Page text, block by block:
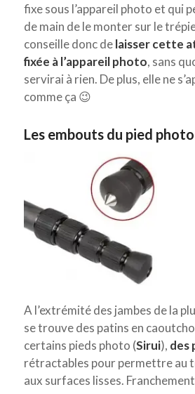
fixe sous l’appareil photo et qui
de main de le monter sur le
conseille donc delaisser cette
fixée à l’appareil photo, sans
servirai à rien. De plus, elle ne
comme ça 😉
Les embouts du pied photo
A l’extrémité des jambes de la
se trouve des patins en
certains pieds photo (Sirui), des
rétractables pour permettre au
aux surfaces lisses.